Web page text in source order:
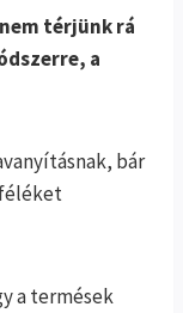
térjünk rá
a
bár
a termések